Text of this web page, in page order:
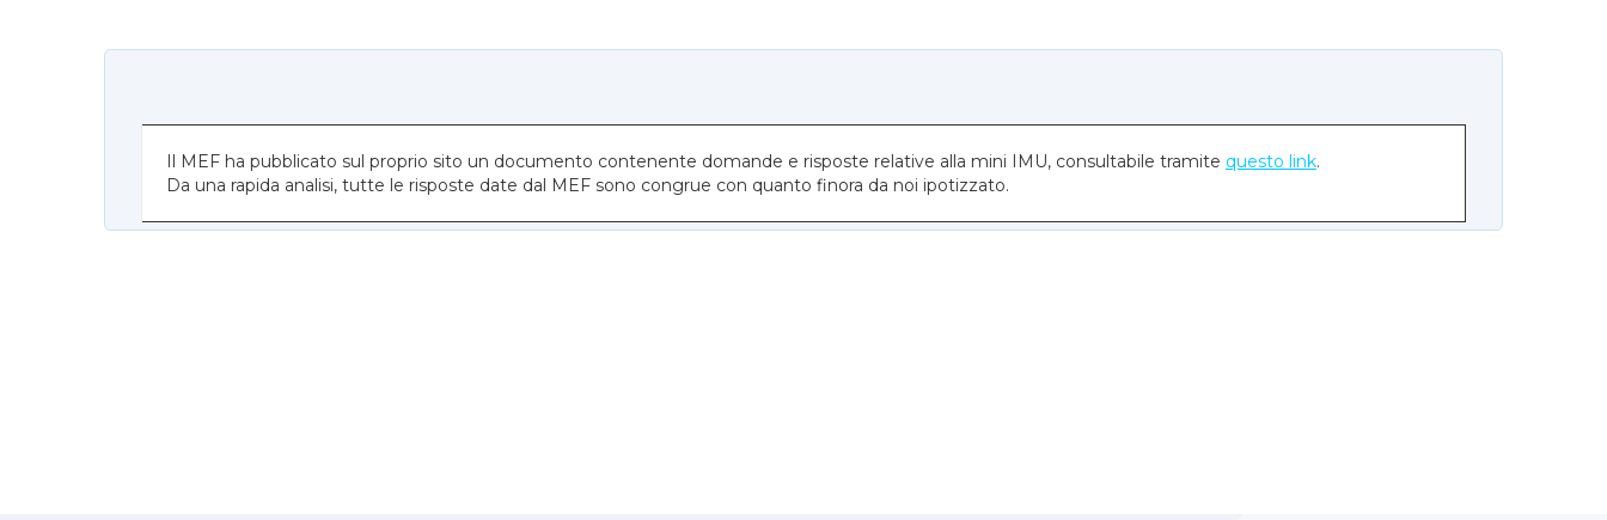
Il MEF ha pubblicato sul proprio sito un documento contenente domande e risposte relative alla mini IMU, consultabile tramite questo link.
Da una rapida analisi, tutte le risposte date dal MEF sono congrue con quanto finora da noi ipotizzato.